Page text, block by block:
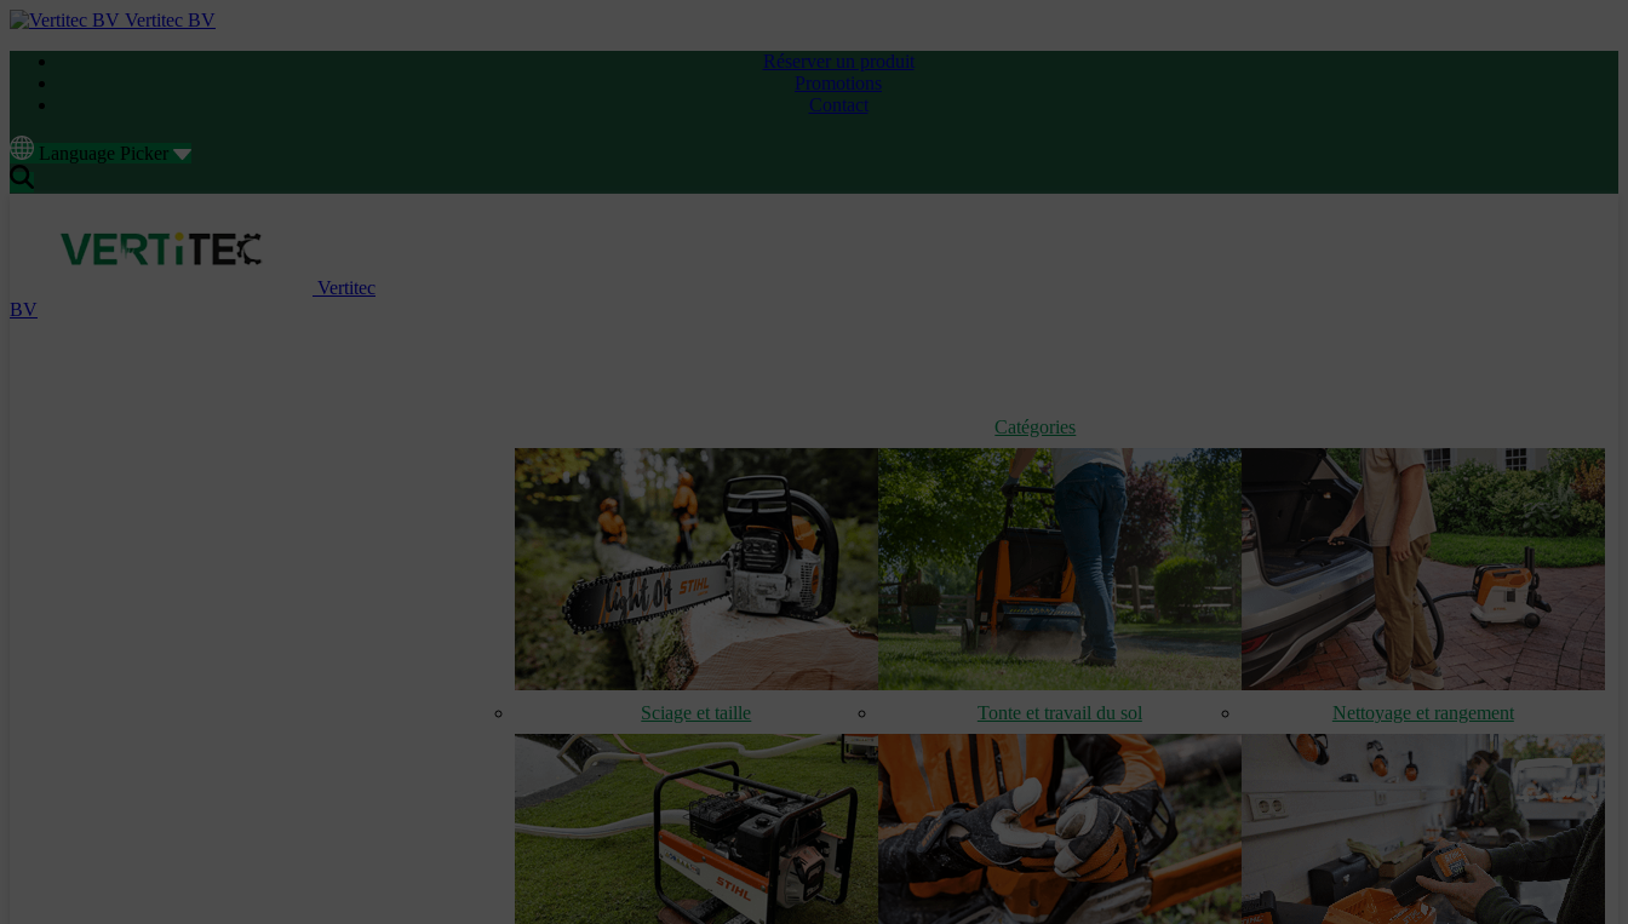
Vertitec BV
Réserver un produit
Promotions
Contact
Language Picker
Vertitec
BV
Catégories
Sciage et taille Tonte et travail du sol Nettoyage et rangement